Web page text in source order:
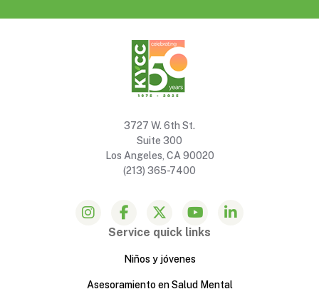
3727 W. 6th St.
Suite 300
Los Angeles, CA 90020
(213) 365-7400
Service quick links
Niños y jóvenes
Asesoramiento en Salud Mental